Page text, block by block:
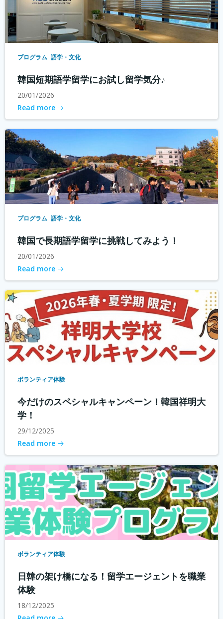
プログラム 語学・文化
韓国短期語学留学にお試し留学気分♪
20/01/2026
Read more
プログラム 語学・文化
韓国で長期語学留学に挑戦してみよう！
20/01/2026
Read more
ボランティア体験
今だけのスペシャルキャンペーン！韓国祥明大
学！
29/12/2025
Read more
ボランティア体験
日韓の架け橋になる！留学エージェントを職業
体験
18/12/2025